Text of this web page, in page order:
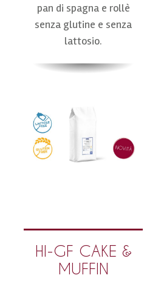
pan di spagna e rollè
senza glutine e senza
lattosio.
HI-GF CAKE &
MUFFIN